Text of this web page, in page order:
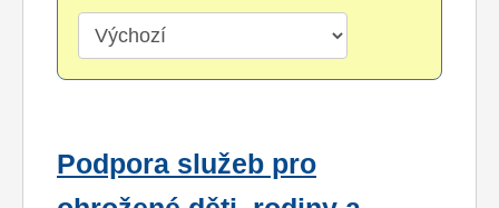
Podpora služeb pro